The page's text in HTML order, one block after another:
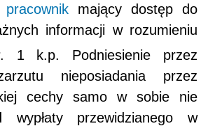
pracownik mający dostęp do
informacji w rozumieniu
k.p. Podniesienie przez
nieposiadania przez
cechy samo w sobie nie
przewidzianego w